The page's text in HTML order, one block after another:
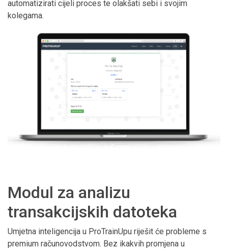
automatizirati cijeli proces te olakšati sebi i svojim
kolegama.
Modul za analizu
transakcijskih datoteka
Umjetna inteligencija u ProTrainUpu riješit će probleme s
premium računovodstvom. Bez ikakvih promjena u